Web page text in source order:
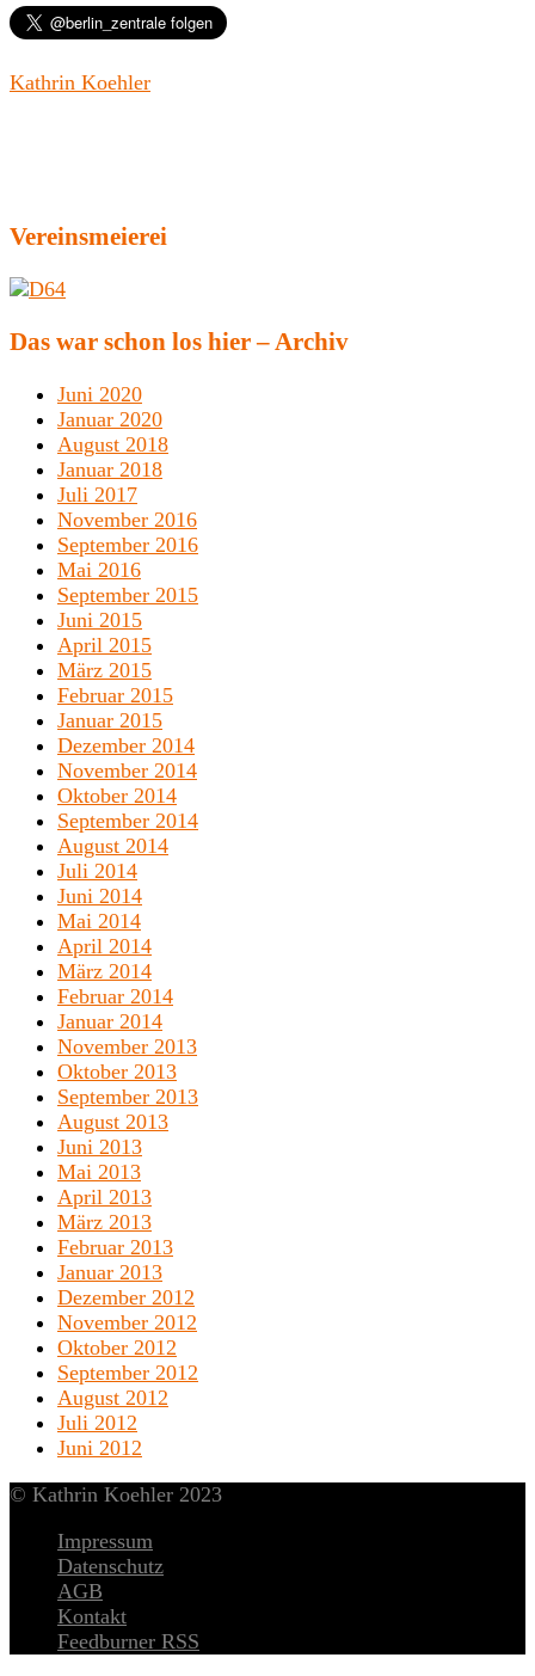
Kathrin Koehler
Vereinsmeierei
Das war schon los hier – Archiv
Juni 2020
Januar 2020
August 2018
Januar 2018
Juli 2017
November 2016
September 2016
Mai 2016
September 2015
Juni 2015
April 2015
März 2015
Februar 2015
Januar 2015
Dezember 2014
November 2014
Oktober 2014
September 2014
August 2014
Juli 2014
Juni 2014
Mai 2014
April 2014
März 2014
Februar 2014
Januar 2014
November 2013
Oktober 2013
September 2013
August 2013
Juni 2013
Mai 2013
April 2013
März 2013
Februar 2013
Januar 2013
Dezember 2012
November 2012
Oktober 2012
September 2012
August 2012
Juli 2012
Juni 2012
© Kathrin Koehler 2023
Impressum
Datenschutz
AGB
Kontakt
Feedburner RSS